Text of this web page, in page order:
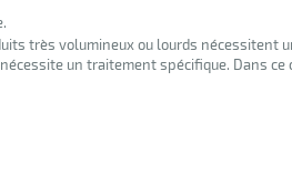
très volumineux ou lourds
un traitement spécifique. Dans